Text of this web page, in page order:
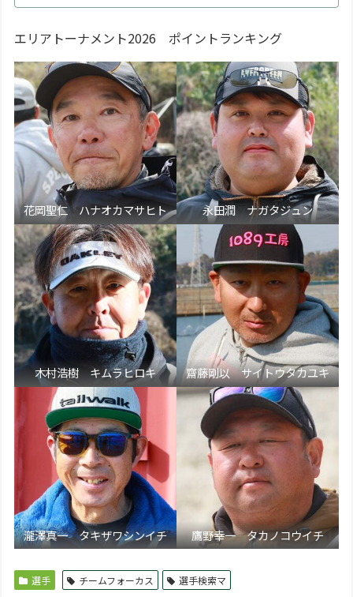
エリアトーナメント2026 ポイントランキング
花岡聖仁 ハナオカマサヒト 永田潤 ナガタジュン
木村浩樹 キムラヒロキ 齋藤剛以 サイトウタカユキ
瀧澤真一 タキザワシンイチ 鷹野幸一 タカノコウイチ
選手 チームフォーカス 選手検索マ